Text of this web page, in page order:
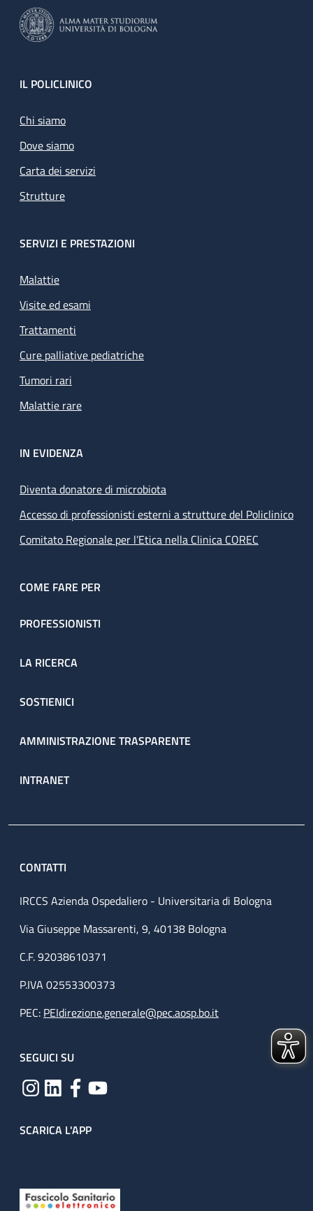
Footer
IL POLICLINICO
Chi siamo
Dove siamo
Carta dei servizi
Strutture
SERVIZI E PRESTAZIONI
Malattie
Visite ed esami
Trattamenti
Cure palliative pediatriche
Tumori rari
Malattie rare
IN EVIDENZA
Diventa donatore di microbiota
Accesso di professionisti esterni a strutture del Policlinico
Comitato Regionale per l’Etica nella Clinica COREC
COME FARE PER
PROFESSIONISTI
LA RICERCA
SOSTIENICI
AMMINISTRAZIONE TRASPARENTE
INTRANET
CONTATTI
IRCCS Azienda Ospedaliero - Universitaria di Bologna
Via Giuseppe Massarenti, 9, 40138 Bologna
C.F. 92038610371
P.IVA 02553300373
PEC: PEIdirezione.generale@pec.aosp.bo.it
SEGUICI SU
SCARICA L'APP